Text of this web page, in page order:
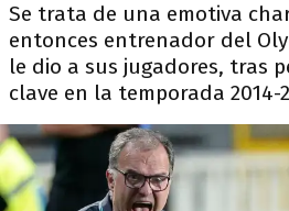
Se trata de una emotiva
entonces entrenador del
le dio a sus jugadores, tras
clave en la temporada 2014-